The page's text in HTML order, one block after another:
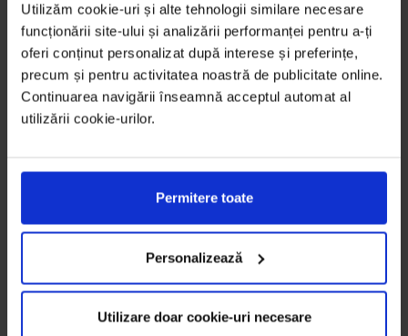
Utilizăm cookie-uri și alte tehnologii similare necesare
funcționării site-ului și analizării performanței pentru a-ți
oferi conținut personalizat după interese și preferințe,
precum și pentru activitatea noastră de publicitate online.
Continuarea navigării înseamnă acceptul automat al
utilizării cookie-urilor.
Permitere toate
Personalizează
Utilizare doar cookie-uri necesare
CITEȘTE